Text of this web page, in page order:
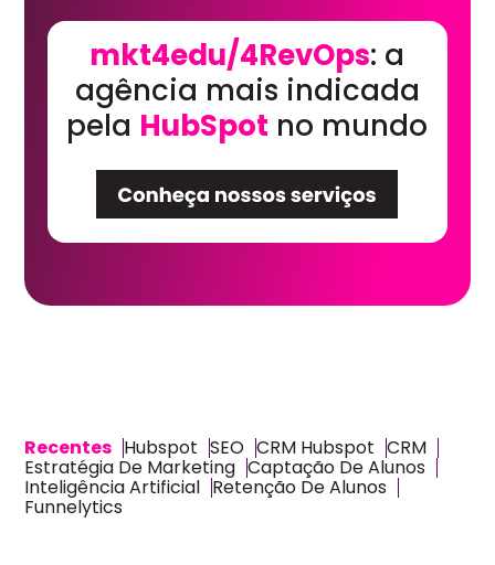
mkt4edu/4RevOps: a
agência mais indicada
pela HubSpot no mundo
Recentes Hubspot SEO CRM Hubspot CRM
Estratégia De Marketing Captação De Alunos
Inteligência Artificial Retenção De Alunos
Funnelytics